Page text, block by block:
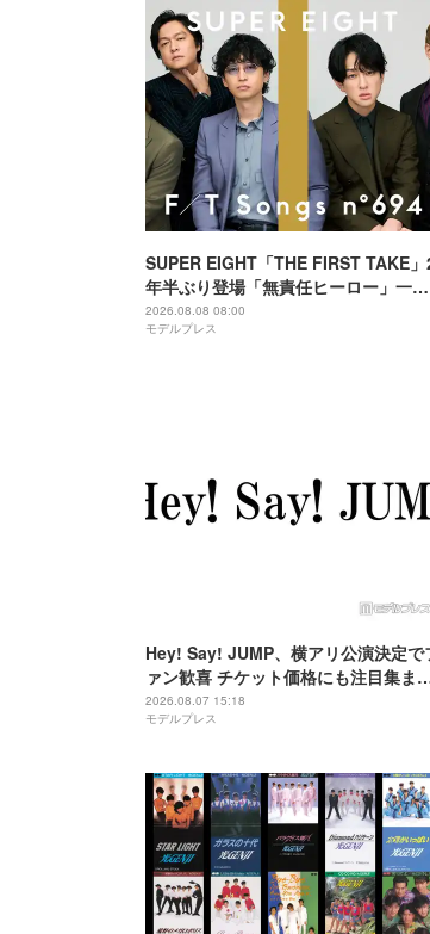
SUPER EIGHT「THE FIRST TAKE
年半ぶり登場「無責任ヒーロー」一発
撮り 令和8年8月8日公開・THEイナズ
マ戦隊と特別パフォーマンス
2026.08.08 08:00
モデルプレス
Hey! Say! JUMP、横アリ公演決定で
ァン歓喜 チケット価格にも注目集ま
「激アツ」「平成に戻ったみたい」
2026.08.07 15:18
モデルプレス